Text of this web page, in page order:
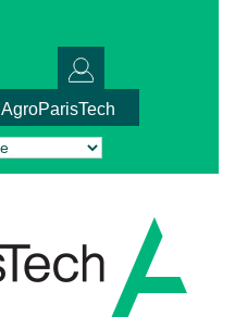
Translate